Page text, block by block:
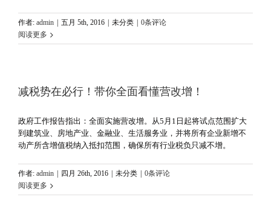
作者: admin 五月 5th, 2016 未分类
0条评论
阅读更多
减税势在必行！带你全面看懂营改增！
政府工作报告指出：全面实施营改增。从5月1日起将试点范围扩大
到建筑业、房地产业、金融业、生活服务业，并将所有企业新增不
动产所含增值税纳入抵扣范围，确保所有行业税负只减不增。
作者: admin 四月 26th, 2016 未分类
0条评论
阅读更多